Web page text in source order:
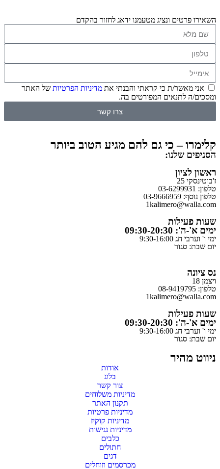
השאירו פרטים ונציג מטעמנו ידאג לחזור בהקדם
אני מאשר/ת כי קראתי והבנתי את מדיניות הפרטיות של האתר
ומסכים/ה לתנאים המפורטים בה.
צרו קשר
קלימרו – כי גם להם מגיע הטוב ביותר
הסניפים שלנו:
ראשון לציון
ז'בוטינסקי 25
טלפון: 03-6299931
טלפון נוסף: 03-9666959
1kalimero@walla.com
שעות פעילות
ימים א'-ה': 09:30-20:30
ימי ו' וערבי חג 9:30-16:00
יום שבת: סגור
נס ציונה
ויצמן 18
טלפון: 08-9419795
1kalimero@walla.com
שעות פעילות
ימים א'-ה': 09:30-20:30
ימי ו' וערבי חג 9:30-16:00
יום שבת: סגור
ניווט מהיר
אודות
בלוג
צור קשר
מדיניות משלוחים
תקנון האתר
מדיניות פרטיות
מדיניות קוקיז
מדיניות נגישות
כלבים
חתולים
דגים
מכרסמים וזוחלים